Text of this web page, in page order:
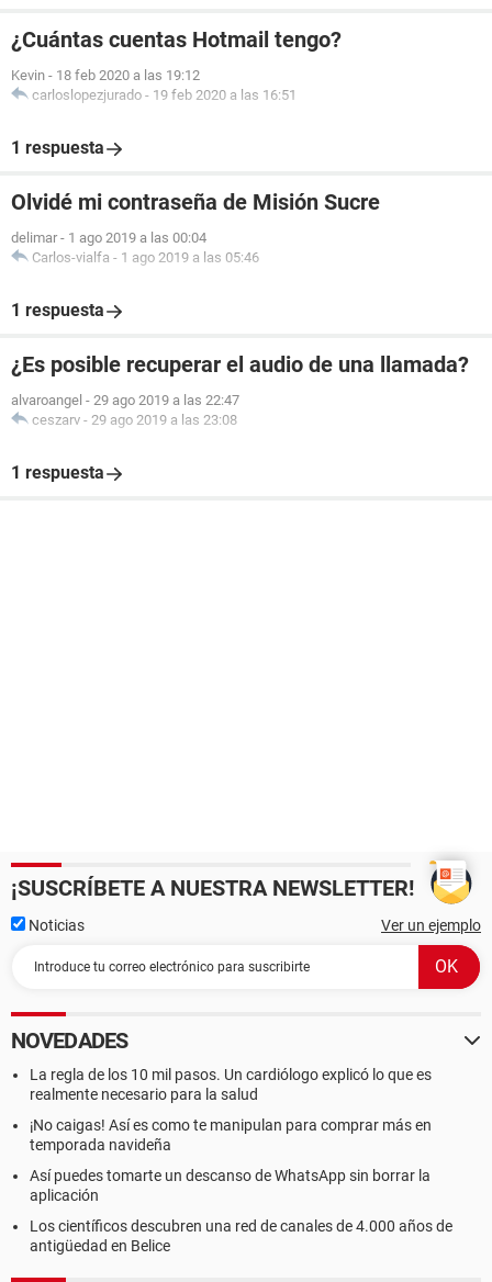
¿Cuántas cuentas Hotmail tengo?
Kevin - 18 feb 2020 a las 19:12
carloslopezjurado - 19 feb 2020 a las 16:51
1 respuesta
Olvidé mi contraseña de Misión Sucre
delimar - 1 ago 2019 a las 00:04
Carlos-vialfa - 1 ago 2019 a las 05:46
1 respuesta
¿Es posible recuperar el audio de una llamada?
alvaroangel - 29 ago 2019 a las 22:47
ceszarv - 29 ago 2019 a las 23:08
1 respuesta
¡SUSCRÍBETE A NUESTRA NEWSLETTER!
Noticias Ver un ejemplo
NOVEDADES
La regla de los 10 mil pasos. Un cardiólogo explicó lo que es
realmente necesario para la salud
¡No caigas! Así es como te manipulan para comprar más en
temporada navideña
Así puedes tomarte un descanso de WhatsApp sin borrar la
aplicación
Los científicos descubren una red de canales de 4.000 años de
antigüedad en Belice